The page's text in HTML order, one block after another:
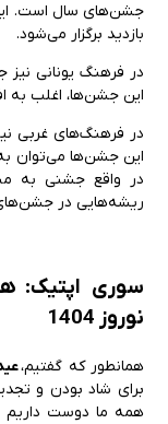
جشن‌های سال است.
بازدید برگزار می‌شود.
در فرهنگ یونانی
این جشن‌ها، اغلب به
در فرهنگ‌های غربی
این جشن‌ها می‌توان
در واقع جشنی به
ریشه‌هایی در جشن‌های
سوری اپتیک:
نوروز 1404
همانطور که گفتیم،عید
برای شاد بودن و
همه ما دوست داریم